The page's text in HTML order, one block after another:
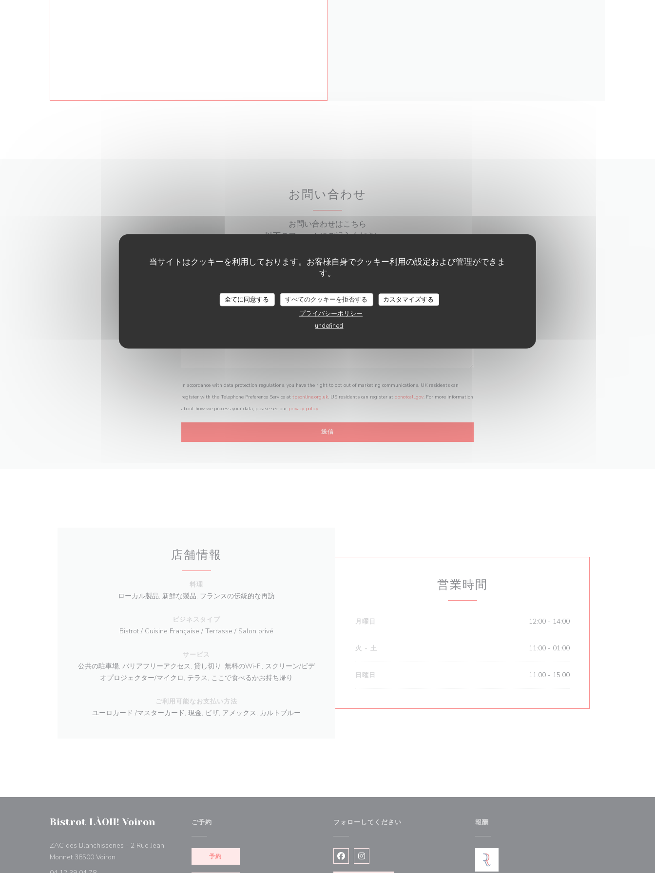
当サイトはクッキーを利用しております。お客様自身でクッキー利用の設定および管理ができま
す。
全てに同意する すべてのクッキーを拒否する
カスタマイズする
プライバシーポリシー
undefined
お問い合わせ
お問い合わせはこちら
以下のフォームにご記入ください。
In accordance with data protection regulations, you have the right to opt out of marketing communications. UK residents can
register with the Telephone Preference Service at tpsonline.org.uk. US residents can register at donotcall.gov. For more information
about how we process your data, please see our privacy policy.
店舗情報
料理
ローカル製品, 新鮮な製品, フランスの伝統的な再訪
ビジネスタイプ
Bistrot / Cuisine Française / Terrasse / Salon privé
サービス
公共の駐車場, バリアフリーアクセス, 貸し切り, 無料のWi-Fi, スクリーン/ビデ
オプロジェクター/マイクロ, テラス, ここで食べるかお持ち帰り
ご利用可能なお支払い方法
ユーロカード /マスターカード, 現金, ビザ, アメックス, カルトブルー
営業時間
月曜日 12:00 - 14:00
火 -土 11:00 - 01:00
日曜日 11:00 - 15:00
Bistrot LÀOH! Voiron
ZAC des Blanchisseries - 2 Rue Jean
Monnet 38500 Voiron ((新しいウィンドウで開きます))
ご予約
予約
フォローしてください
Facebook ((新しいウィンドウで開きます))
Instagram ((新しいウィンドウで開きます))
報酬